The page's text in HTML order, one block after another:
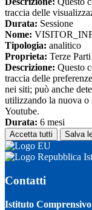
traccia delle
Durata: Sessione
Nome:
Tipologia: analitico
Proprieta: Terze Parti
Descrizione: Questo
traccia delle
nei siti; può anche
utilizzando la nuova o
Youtube.
Durata: 6 mesi
Accetta tutti Salva
Contatti
Istituto